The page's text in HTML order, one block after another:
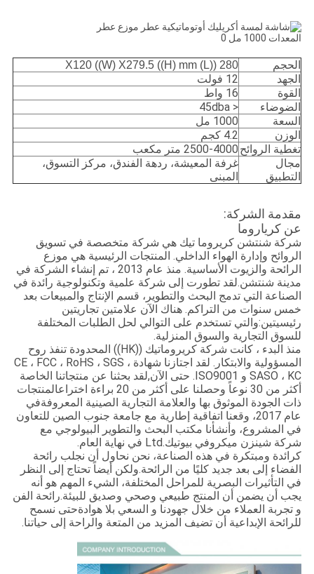
الحجم 280 ((L) X120 ((W) X279.5 ((H) mm
الجهد
12 فولت
القوة
16 واط
الضوضاء
< 45dba
السعة
1000 مل
الوزن
4.2 كجم
تغطية الروائح 2500-4000 متر مكعب
مجال
التطبيق
غرفة المعيشة، ردهة الفندق، مركز التسوق،
المبنى
مقدمة الشركة:
عن كرياروما
شركة شنتشن كريروما تيك هي شركة متخصصة في تسويق
الروائح وإدارة الهواء الداخلي. المنتجات الرئيسية هي موزع
الرائحة والزيوت الأساسية. منذ عام 2013 ، تم إنشاء الشركة في
مدينة شنتشن.لقد تطورت إلى شركة علمية وتكنولوجية رائدة في
الصناعة التي تدمج البحث والتطوير، قسم الإنتاج والمبيعات بعد
خمس سنوات من التراكم. هناك الآن علامتين تجاريتين
رئيسيتين:والتي تستخدم على التوالي لحل الطلبات المختلفة
للسوق التجارية والسوق المنزلية.
منذ البدء ، كانت شركة كريروماتيك ((HK)) المحدودة تنفذ روح
المسؤولية والابتكار. لقد اجتازنا شهادة CE ، FCC ، RoHS ، SGS ،
SASO ، KC و ISO9001. حتى الآن,لقد بحثنا عن منتجاتنا الخاصة
أكثر من 30 نوعاً وحصلنا على أكثر من 20 براءة اختراعالمنتجات
ذات الجودة الموثوق بها والعلامة التجارية الصينية المعروفةفي
عام 2017، وقعنا اتفاقية إطارية مع جامعة جنوب الصين للتعاون
في المشروع، وأنشأنا مكتب البحث والتطوير البيولوجي مع
شركة شينزن ميكروفي بيوتيك.Ltd في نهاية العام.
كرائدة ومبتكرة في هذه الصناعة، نحن نحاول أن نجلب رائحة
الفضاء إلى بعد جديد كليًا من الرائحة.ولكن أيضاً تحتاج إلى النظر
في التأثيرات البصرية للمراحل المختلفة، الشيء المهم هو أنه
يجب أن يضمن أن المنتج طبيعي وصحي وصديق للبيئة.رائحة الفن
و تجربة العملاء من خلال جهودنا و السعي بلا هوادةحتى نسمح
للرائحة الإبداعية أن تضيف المزيد من المتعة والراحة إلى حياتنا.